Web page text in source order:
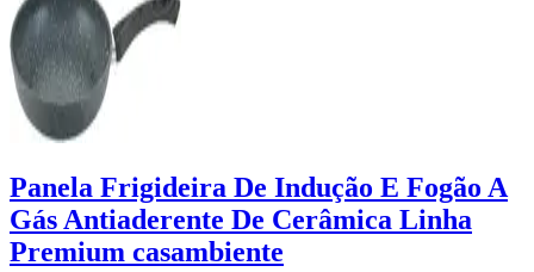
Panela Frigideira De Indução E Fogão A
Gás Antiaderente De Cerâmica Linha
Premium casambiente